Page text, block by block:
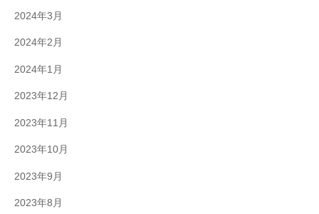
2024年3月
2024年2月
2024年1月
2023年12月
2023年11月
2023年10月
2023年9月
2023年8月